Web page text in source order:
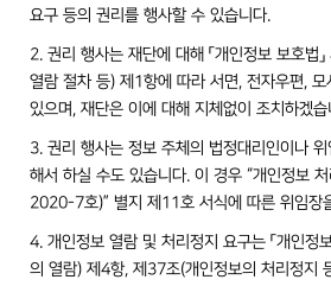
요구 등의 권리를 행사할 수 있습니다.
2. 권리 행사는 재단에 대해 「개인정보 보호법
열람 절차 등) 제1항에 따라 서면, 전자우편,
있으며, 재단은 이에 대해 지체없이 조치하겠습
3. 권리 행사는 정보 주체의 법정대리인이나
해서 하실 수도 있습니다. 이 경우 “개인정보
2020-7호)” 별지 제11호 서식에 따른 위임장
4. 개인정보 열람 및 처리정지 요구는 「개인정
의 열람) 제4항, 제37조(개인정보의 처리정지